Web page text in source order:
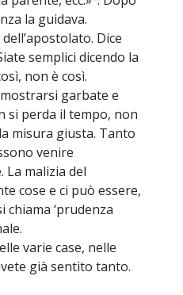
la guidava.
Dice
semplici dicendo la
non è così.
garbate e
si perda il tempo, non
misura giusta. Tanto
venire
malizia del
cose e ci può essere,
chiama ‘prudenza
varie case, nelle
già sentito tanto.